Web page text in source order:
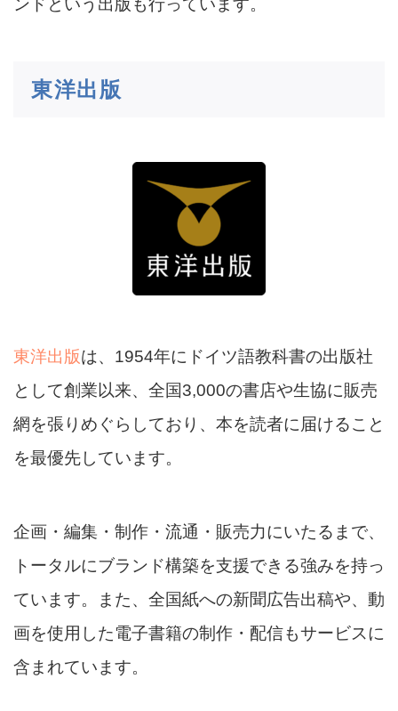
ンドという出版も行っています。
東洋出版
東洋出版は、1954年にドイツ語教科書の出版社
として創業以来、全国3,000の書店や生協に販売
網を張りめぐらしており、本を読者に届けること
を最優先しています。
企画・編集・制作・流通・販売力にいたるまで、
トータルにブランド構築を支援できる強みを持っ
ています。また、全国紙への新聞広告出稿や、動
画を使用した電子書籍の制作・配信もサービスに
含まれています。